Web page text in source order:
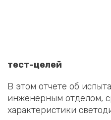
тест-целей
В этом отчете об
инженерным отделом,
характеристики